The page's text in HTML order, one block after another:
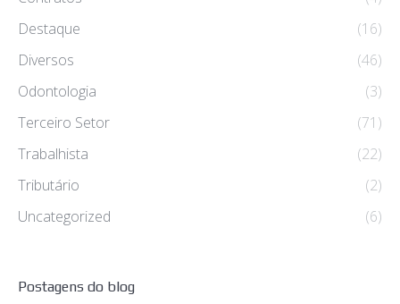
Destaque
(16)
Diversos
(46)
Odontologia
(3)
Terceiro Setor
(71)
Trabalhista
(22)
Tributário
(2)
Uncategorized
(6)
Postagens do blog